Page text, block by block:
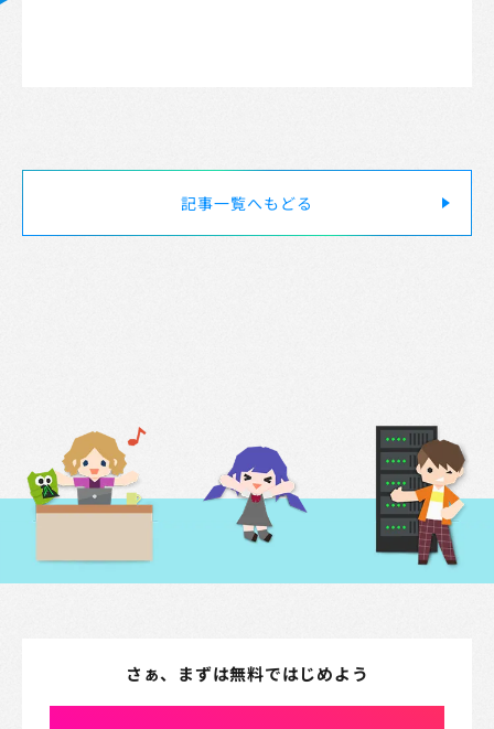
プライバシーポリシー
サードパーティに関する法的通知
記事一覧へもどる
さぁ、まずは無料ではじめよう